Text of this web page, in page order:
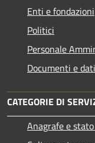
Enti e fondazioni
Politici
Personale
Documenti e dati
CATEGORIE DI
Anagrafe e